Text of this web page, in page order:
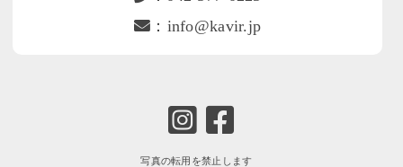
：info@kavir.jp
写真の転用を禁止します